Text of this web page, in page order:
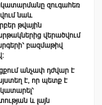
զուգահեռ
նաև
թվային
վերածվում
բազմաթիվ
անչափ դժվար է
է, որ պետք է
և լայն